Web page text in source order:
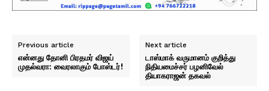
Previous article
என்னது தோனி பிரதமர் விஜய்
முதல்வரா: வைரலாகும் போஸ்டர்!
Next article
டாஸ்மாக் வருமானம் குறித்து
நிதியமைச்சர் பழனிவேல்
தியாகராஜன் தகவல்